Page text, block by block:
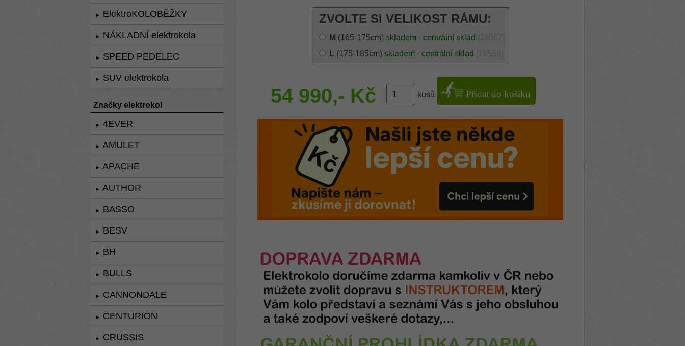
► ElektroKOLOBĚŽKY
► NÁKLADNÍ elektrokola
► SPEED PEDELEC
► SUV elektrokola
Značky elektrokol
► 4EVER
► AMULET
► APACHE
► AUTHOR
► BASSO
► BESV
► BH
► BULLS
► CANNONDALE
► CENTURION
► CRUSSIS
ZVOLTE SI VELIKOST RÁMU:
M (165-175cm) skladem - centrální sklad
L (175-185cm) skladem - centrální sklad
54 990,- Kč kusů Přidat do košíku